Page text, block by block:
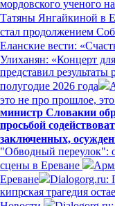
мордовского ученого
Татяны Янгайкиной в
стал продолжением
Еланские вести:
Улиханян: «Концерт
представил результаты
полугодие 2026 года
это не про прошлое,
министр Словакии
просьбой
заключенных,
"Обводный переулок":
сцены в Ереване
Ереване
Dialogorg.ru:
кипрская трагедия